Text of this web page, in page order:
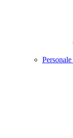
Personale